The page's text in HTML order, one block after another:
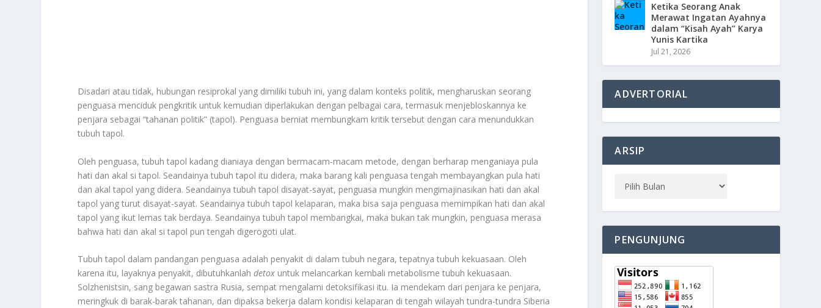
Disadari atau tidak, hubungan resiprokal yang dimiliki tubuh ini, yang dalam konteks politik, mengharuskan seorang
penguasa menciduk pengkritik untuk kemudian diperlakukan dengan pelbagai cara, termasuk menjebloskannya ke
penjara sebagai “tahanan politik” (tapol). Penguasa berniat membungkam kritik tersebut dengan cara menundukkan
tubuh tapol.
Oleh penguasa, tubuh tapol kadang dianiaya dengan bermacam-macam metode, dengan berharap menganiaya pula
hati dan akal si tapol. Seandainya tubuh tapol itu didera, maka barang kali penguasa tengah membayangkan pula hati
dan akal tapol yang didera. Seandainya tubuh tapol disayat-sayat, penguasa mungkin mengimajinasikan hati dan akal
tapol yang turut disayat-sayat. Seandainya tubuh tapol kelaparan, maka bisa saja penguasa memimpikan hati dan akal
tapol yang ikut lemas tak berdaya. Seandainya tubuh tapol membangkai, maka bukan tak mungkin, penguasa merasa
bahwa hati dan akal si tapol pun tengah digerogoti ulat.
Tubuh tapol dalam pandangan penguasa adalah penyakit di dalam tubuh negara, tepatnya tubuh kekuasaan. Oleh
karena itu, layaknya penyakit, dibutuhkanlahdetox untuk melancarkan kembali metabolisme tubuh kekuasaan.
Solzhenistsin, sang begawan sastra Rusia, sempat mengalami detoksifikasi itu. Ia mendekam dari penjara ke penjara,
meringkuk di barak-barak tahanan, dan dipaksa bekerja dalam kondisi kelaparan di tengah wilayah tundra-tundra Siberia
Ketika Seorang Anak
Merawat Ingatan Ayahnya
dalam “Kisah Ayah” Karya
Yunis Kartika
Jul 21, 2026
ADVERTORIAL
ARSIP
PENGUNJUNG